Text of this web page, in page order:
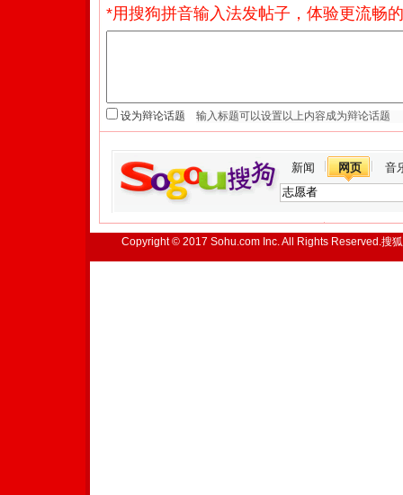
*用搜狗拼音输入法发帖子，体验更流畅
设为辩论话题
新闻 网页 音
Copyright © 2017 Sohu.com Inc. All Rights Reserved.搜